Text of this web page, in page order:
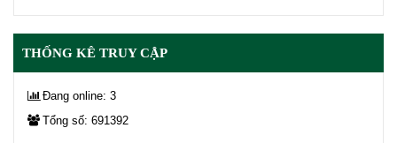
THỐNG KÊ TRUY CẬP
Đang online: 3
Tổng số: 691392